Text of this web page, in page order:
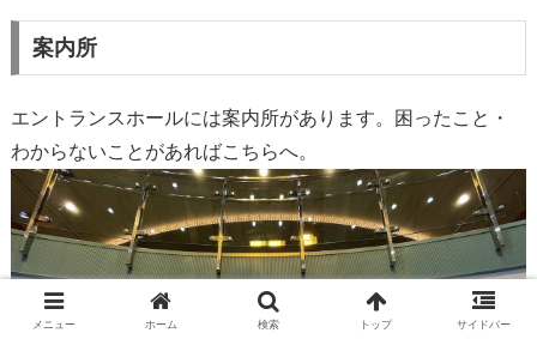
案内所
エントランスホールには案内所があります。困ったこと・
わからないことがあればこちらへ。
メニュー ホーム 検索 トップ サイドバー